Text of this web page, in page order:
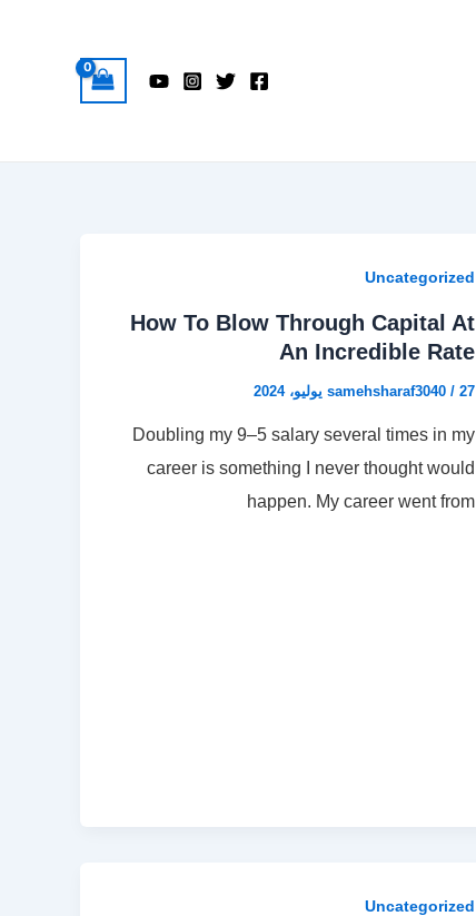
Uncategorized
How To Blow Through Capital At
An Incredible Rate
samehsharaf3040 / 27 يوليو، 2024
Doubling my 9–5 salary several times in my
career is something I never thought would
happen. My career went from
Uncategorized